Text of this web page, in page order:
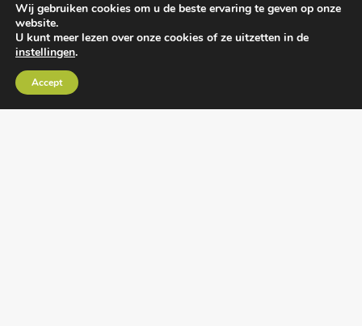
leveringsvoorwaarden
Wij gebruiken cookies om u de beste ervaring te geven op onze
website.
U kunt meer lezen over onze cookies of ze uitzetten in de
instellingen.
Accept